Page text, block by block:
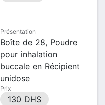
Présentation
Boîte de 28, Poudre
pour inhalation
buccale en Récipient
unidose
Prix
130 DHS